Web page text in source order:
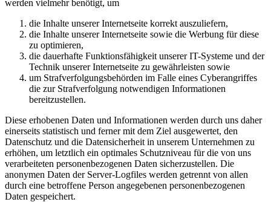
werden vielmehr benötigt, um
die Inhalte unserer Internetseite korrekt auszuliefern,
die Inhalte unserer Internetseite sowie die Werbung für diese
zu optimieren,
die dauerhafte Funktionsfähigkeit unserer IT-Systeme und der
Technik unserer Internetseite zu gewährleisten sowie
um Strafverfolgungsbehörden im Falle eines Cyberangriffes
die zur Strafverfolgung notwendigen Informationen
bereitzustellen.
Diese erhobenen Daten und Informationen werden durch uns daher
einerseits statistisch und ferner mit dem Ziel ausgewertet, den
Datenschutz und die Datensicherheit in unserem Unternehmen zu
erhöhen, um letztlich ein optimales Schutzniveau für die von uns
verarbeiteten personenbezogenen Daten sicherzustellen. Die
anonymen Daten der Server-Logfiles werden getrennt von allen
durch eine betroffene Person angegebenen personenbezogenen
Daten gespeichert.